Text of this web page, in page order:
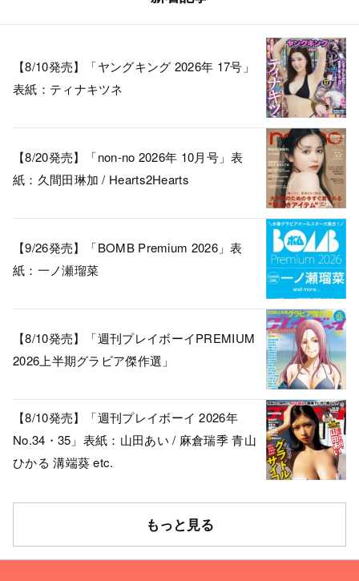
【8/10発売】「ヤングキング 2026年 17号」
表紙：ティナキツネ
【8/20発売】「non-no 2026年 10月号」表
紙：久間田琳加 / Hearts2Hearts
【9/26発売】「BOMB Premium 2026」表
紙：一ノ瀬瑠菜
【8/10発売】「週刊プレイボーイPREMIUM
2026上半期グラビア傑作選」
【8/10発売】「週刊プレイボーイ 2026年
No.34・35」表紙：山田あい / 麻倉瑞季 青山
ひかる 溝端葵 etc.
もっと見る